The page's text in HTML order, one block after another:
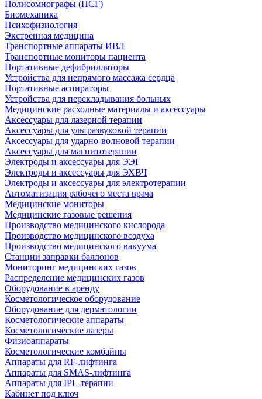
Полисомнографы (ПСГ)
Биомеханика
Психофизиология
Экстренная медицина
Транспортные аппараты ИВЛ
Транспортные мониторы пациента
Портативные дефибрилляторы
Устройства для непрямого массажа сердца
Портативные аспираторы
Устройства для перекладывания больных
Медицинские расходные материалы и аксессуары
Аксессуары для лазерной терапии
Аксессуары для ультразвуковой терапии
Аксессуары для ударно-волновой терапии
Аксессуары для магнитотерапии
Электроды и аксессуары для ЭЭГ
Электроды и аксессуары для ЭХВЧ
Электроды и аксессуары для электротерапии
Автоматизация рабочего места врача
Медицинские мониторы
Медицинские газовые решения
Производство медицинского кислорода
Производство медицинского воздуха
Производство медицинского вакуума
Станции заправки баллонов
Мониторинг медицинских газов
Распределение медицинских газов
Оборудование в аренду
Косметологическое оборудование
Оборудование для дерматологии
Косметологические аппараты
Косметологические лазеры
Физиоаппараты
Косметологические комбайны
Аппараты для RF-лифтинга
Аппараты для SMAS-лифтинга
Аппараты для IPL-терапии
Кабинет под ключ